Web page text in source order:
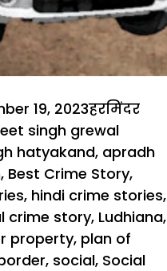
19, 2023Author
हरमिंदर
singh grewal
hatyakand, apradh
, Best Crime Story,
, hindi crime stories,
crime story, Ludhiana,
property, plan of
, social, Social